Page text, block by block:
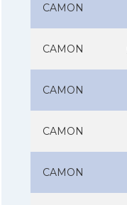
CAMON
CAMON
CAMON
CAMON
CAMON